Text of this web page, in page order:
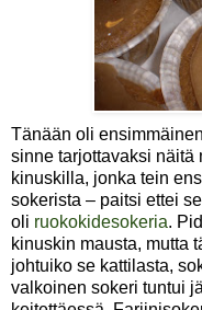
Tänään oli
sinne tarjottavaksi näitä
kinuskilla, jonka tein
sokerista – paitsi ettei
oli ruokokidesokeria.
kinuskin mausta, mutta
johtuiko se kattilasta,
valkoinen sokeri tuntui